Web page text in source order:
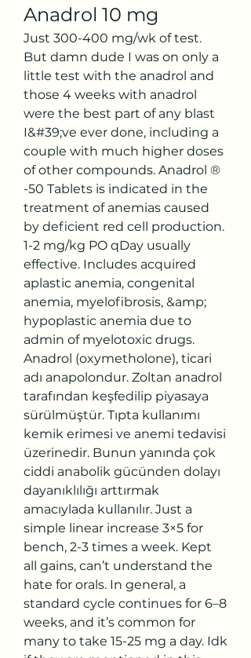
Anadrol 10 mg
Just 300-400 mg/wk of test.
But damn dude I was on only a
little test with the anadrol and
those 4 weeks with anadrol
were the best part of any blast
I&#39;ve ever done, including a
couple with much higher doses
of other compounds. Anadrol ®
-50 Tablets is indicated in the
treatment of anemias caused
by deficient red cell production.
1-2 mg/kg PO qDay usually
effective. Includes acquired
aplastic anemia, congenital
anemia, myelofibrosis, &amp;
hypoplastic anemia due to
admin of myelotoxic drugs.
Anadrol (oxymetholone), ticari
adı anapolondur. Zoltan anadrol
tarafından keşfedilip piyasaya
sürülmüştür. Tıpta kullanımı
kemik erimesi ve anemi tedavisi
üzerinedir. Bunun yanında çok
ciddi anabolik gücünden dolayı
dayanıklılığı arttırmak
amacıylada kullanılır. Just a
simple linear increase 3×5 for
bench, 2-3 times a week. Kept
all gains, can’t understand the
hate for orals. In general, a
standard cycle continues for 6–8
weeks, and it’s common for
many to take 15-25 mg a day. Idk